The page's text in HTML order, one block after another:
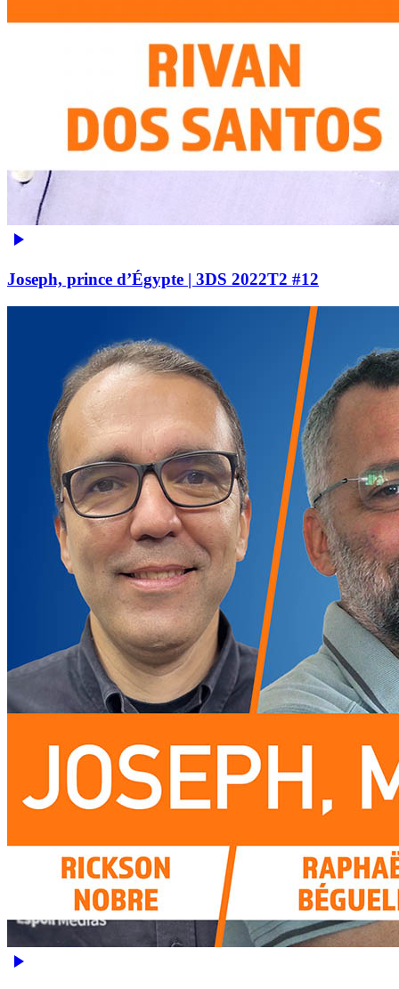
Joseph, prince d’Égypte | 3DS 2022T2 #12